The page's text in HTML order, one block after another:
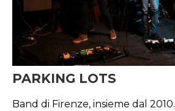
PARKING LOTS
Band di Firenze, insieme dal 2010.